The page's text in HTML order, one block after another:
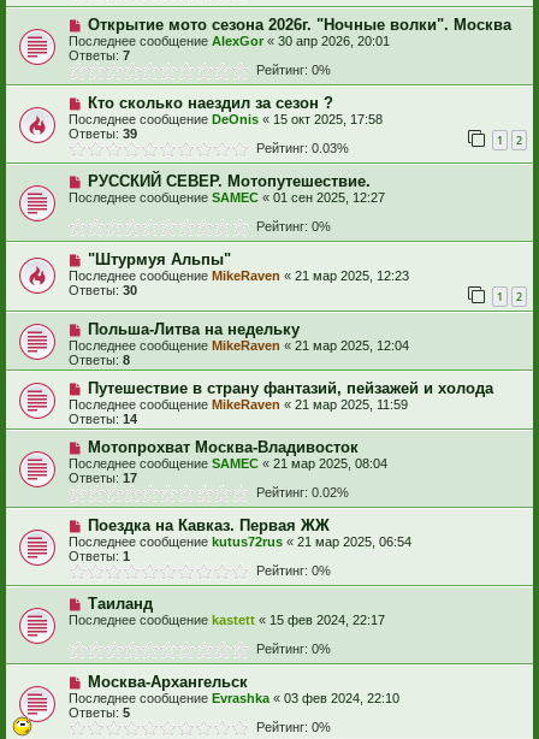
Открытие мото сезона 2026г. "Ночные волки". Москва
Последнее сообщение AlexGor « 30 апр 2026, 20:01
Ответы: 7
Рейтинг: 0%
Кто сколько наездил за сезон ?
Последнее сообщение DeOnis « 15 окт 2025, 17:58
Ответы: 39 1 2
Рейтинг: 0.03%
РУССКИЙ СЕВЕР. Мотопутешествие.
Последнее сообщение SAMEC « 01 сен 2025, 12:27
Рейтинг: 0%
"Штурмуя Альпы"
Последнее сообщение MikeRaven « 21 мар 2025, 12:23
Ответы: 30 1 2
Польша-Литва на недельку
Последнее сообщение MikeRaven « 21 мар 2025, 12:04
Ответы: 8
Путешествие в страну фантазий, пейзажей и холода
Последнее сообщение MikeRaven « 21 мар 2025, 11:59
Ответы: 14
Мотопрохват Москва-Владивосток
Последнее сообщение SAMEC « 21 мар 2025, 08:04
Ответы: 17
Рейтинг: 0.02%
Поездка на Кавказ. Первая ЖЖ
Последнее сообщение kutus72rus « 21 мар 2025, 06:54
Ответы: 1
Рейтинг: 0%
Таиланд
Последнее сообщение kastett « 15 фев 2024, 22:17
Рейтинг: 0%
Москва-Архангельск
Последнее сообщение Evrashka« 03 фев 2024, 22:10
Ответы: 5
Рейтинг: 0%